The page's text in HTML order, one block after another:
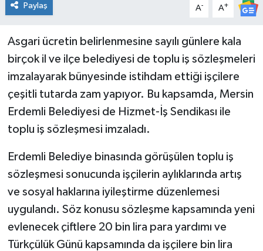
Paylaş A- A+
Asgari ücretin belirlenmesine sayılı günlere kala
birçok il ve ilçe belediyesi de toplu iş sözleşmeleri
imzalayarak bünyesinde istihdam ettiği işçilere
çeşitli tutarda zam yapıyor. Bu kapsamda, Mersin
Erdemli Belediyesi de Hizmet-İş Sendikası ile
toplu iş sözleşmesi imzaladı.
Erdemli Belediye binasında görüşülen toplu iş
sözleşmesi sonucunda işçilerin aylıklarında artış
ve sosyal haklarına iyileştirme düzenlemesi
uygulandı. Söz konusu sözleşme kapsamında yeni
evlenecek çiftlere 20 bin lira para yardımı ve
Türkçülük Günü kapsamında da işçilere bin lira